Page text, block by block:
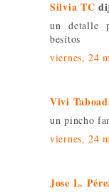
Silvia TC
un detalle
besitos
viernes, 24
Vivi
un pincho
viernes, 24
Jose L.